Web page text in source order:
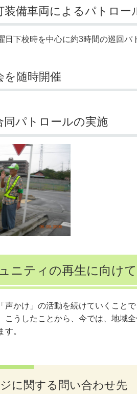
装備車両によるパトロー
日下校時を中心に約3時間の巡回パ
を随時開催
同パトロールの実施
ニティの再生に向けて
声かけ」の活動を続けていくこと
こうしたことから、今では、地域
す。
に関する問い合わせ先